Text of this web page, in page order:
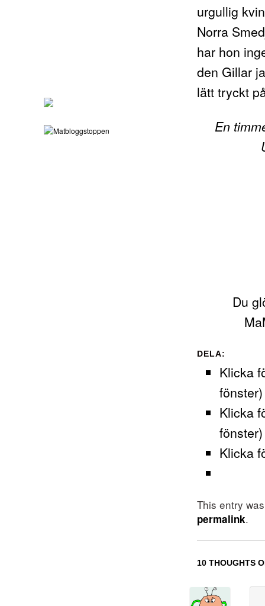
urgullig
Norra
har hon
den Gillar
lätt tryckt
En
Du
DELA:
Klicka
fönster)
Klicka
fönster)
Klicka
This entry
permalink.
10 THOUGHTS